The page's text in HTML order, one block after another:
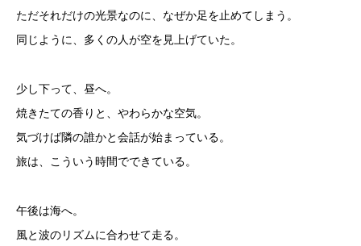
ただそれだけの光景なのに、なぜか足を止めてしまう。
同じように、多くの人が空を見上げていた。
少し下って、昼へ。
焼きたての香りと、やわらかな空気。
気づけば隣の誰かと会話が始まっている。
旅は、こういう時間でできている。
午後は海へ。
風と波のリズムに合わせて走る。